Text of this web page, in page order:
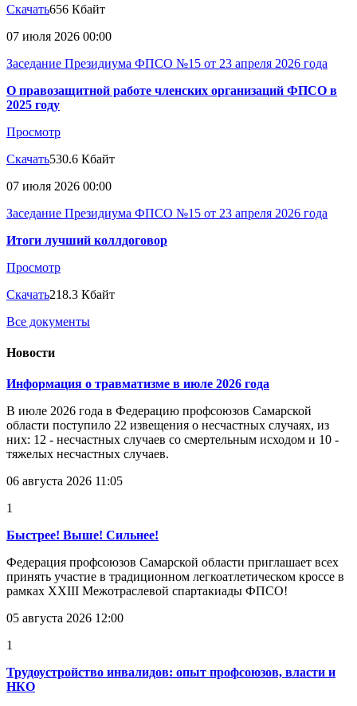
Скачать656 Кбайт
07 июля 2026 00:00
Заседание Президиума ФПСО №15 от 23 апреля 2026 года
О правозащитной работе членских организаций ФПСО в
2025 году
Просмотр
Скачать530.6 Кбайт
07 июля 2026 00:00
Заседание Президиума ФПСО №15 от 23 апреля 2026 года
Итоги лучший коллдоговор
Просмотр
Скачать218.3 Кбайт
Все документы
Новости
Информация о травматизме в июле 2026 года
В июле 2026 года в Федерацию профсоюзов Самарской
области поступило 22 извещения о несчастных случаях, из
них: 12 - несчастных случаев со смертельным исходом и 10 -
тяжелых несчастных случаев.
06 августа 2026 11:05
1
Быстрее! Выше! Сильнее!
Федерация профсоюзов Самарской области приглашает всех
принять участие в традиционном легкоатлетическом кроссе в
рамках XXIII Межотраслевой спартакиады ФПСО!
05 августа 2026 12:00
1
Трудоустройство инвалидов: опыт профсоюзов, власти и
НКО